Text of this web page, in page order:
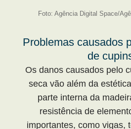
Foto: Agência Digital Space/
Problemas causados
de
Os danos causados pelo
seca vão além da
parte interna da
resistência de
importantes, como vigas,